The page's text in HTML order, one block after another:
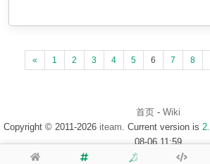
« 1 2 3 4 5 6 7 8
首页- Wiki
Copyright © 2011-2026 iteam . Current version is
08-06 11:59
浙ICP备14020137号-1 $访客